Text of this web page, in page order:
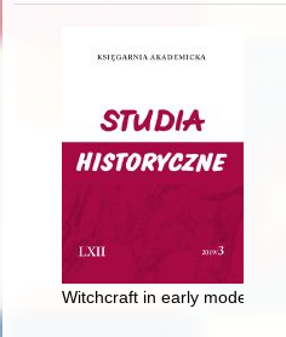
Witchcraft in early modern